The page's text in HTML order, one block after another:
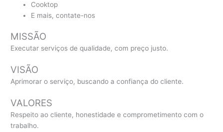
Cooktop
E mais, contate-nos
MISSÃO
Executar serviços de qualidade, com preço justo.
VISÃO
Aprimorar o serviço, buscando a confiança do cliente.
VALORES
Respeito ao cliente, honestidade e comprometimento com o
trabalho.